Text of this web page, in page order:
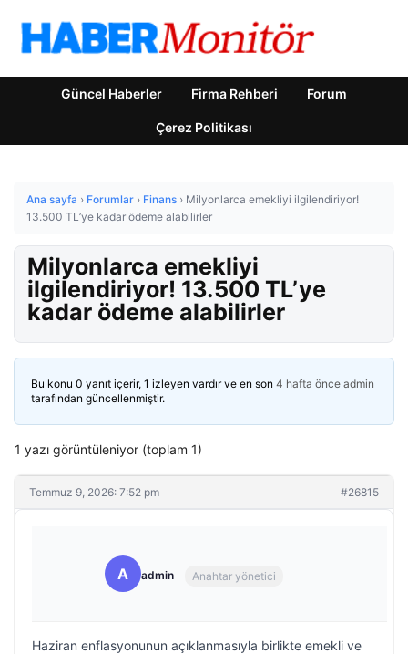
Güncel Haberler Firma Rehberi Forum
Çerez Politikası
Ana sayfa › Forumlar › Finans › Milyonlarca emekliyi ilgilendiriyor!
13.500 TL’ye kadar ödeme alabilirler
Milyonlarca emekliyi
ilgilendiriyor! 13.500 TL’ye
kadar ödeme alabilirler
Bu konu 0 yanıt içerir, 1 izleyen vardır ve en son 4 hafta önce admin
tarafından güncellenmiştir.
1 yazı görüntüleniyor (toplam 1)
Temmuz 9, 2026: 7:52 pm #26815
A admin Anahtar yönetici
Haziran enflasyonunun açıklanmasıyla birlikte emekli ve